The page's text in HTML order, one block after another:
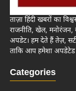
ताज़ा हिंदी खबरों का
राजनीति, खेल, मनोरंजन,
अपडेट। हम देते हैं तेज़,
ताकि आप हमेशा अपडेटेड
Categories